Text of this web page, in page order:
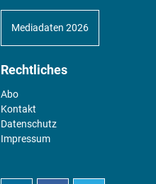
Mediadaten 2026
Rechtliches
Abo
Kontakt
Datenschutz
Impressum